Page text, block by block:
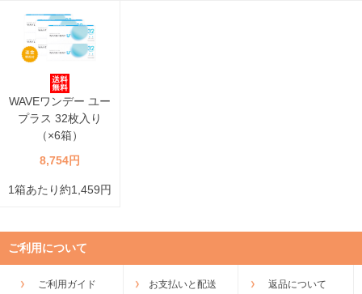
WAVEワンデー ユー
プラス 32枚入り
（×6箱）
8,754円
1箱あたり約1,459円
ご利用について
ご利用ガイド お支払いと配送 返品について